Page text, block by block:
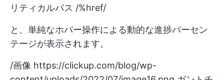
リティカルパス /%href/
と、単純なホバー操作による動的な進捗パーセン
テージが表示されます。
/画像 https://clickup.com/blog/wp-